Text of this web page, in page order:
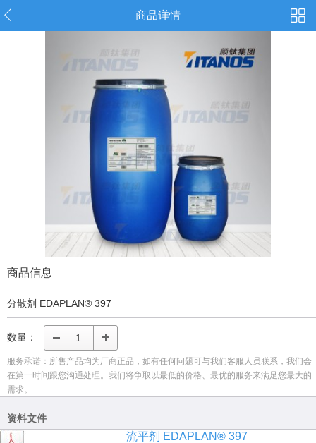
商品详情
商品信息
分散剂 EDAPLAN® 397
数量：
服务承诺：所售产品均为厂商正品，如有任何问题可与我们客服人员联系，我们会
在第一时间跟您沟通处理。我们将争取以最低的价格、最优的服务来满足您最大的
需求。
资料文件
流平剂 EDAPLAN® 397